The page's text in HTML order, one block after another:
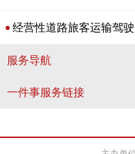
服务导航
一件事服务链接